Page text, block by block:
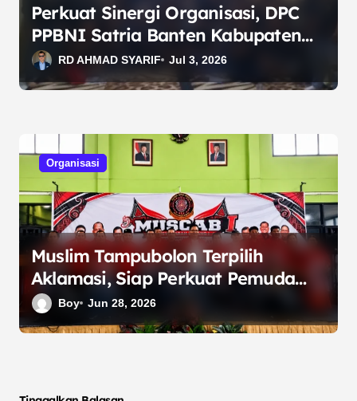
Perkuat Sinergi Organisasi, DPC
PPBNI Satria Banten Kabupaten
Bekasi Silaturahmi ke Ketua Umum
RD AHMAD SYARIF Jul 3, 2026
Organisasi
Muslim Tampubolon Terpilih
Aklamasi, Siap Perkuat Pemuda
Batak Bersatu Bekasi
Boy Jun 28, 2026